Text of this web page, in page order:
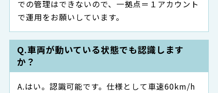
での管理はできないので、一拠点＝１アカウント
で運用をお願いしています。
車両が動いている状態でも認識します
か？
はい。認識可能です。仕様として車速60km/h